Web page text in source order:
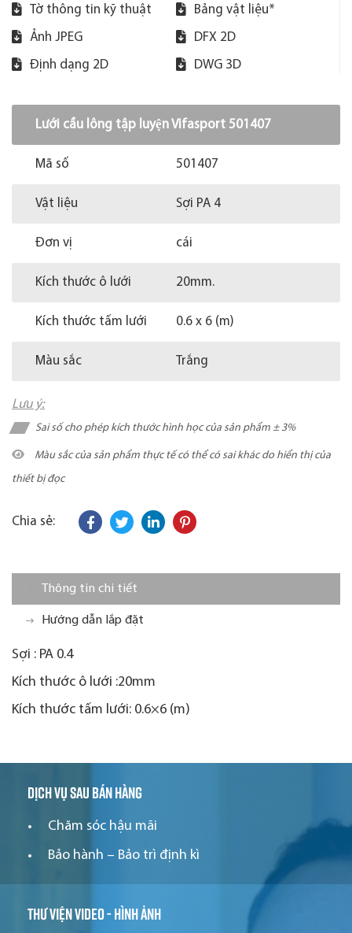
Tờ thông tin kỹ thuật Bảng vật liệu*
Ảnh JPEG DFX 2D
Định dạng 2D DWG 3D
Lưới cầu lông tập luyện Vifasport 501407
Mã số 501407
Vật liệu Sợi PA 4
Đơn vị cái
Kích thước ô lưới 20mm.
Kích thước tấm lưới 0.6 x 6 (m)
Màu sắc Trắng
Lưu ý:
Sai số cho phép kích thước hình học của sản phẩm ± 3%
Màu sắc của sản phẩm thực tế có thể có sai khác do hiển thị của
thiết bị đọc
Chia sẻ:
Thông tin chi tiết
Hướng dẫn lắp đặt
Sợi : PA 0.4
Kích thước ô lưới :20mm
Kích thước tấm lưới: 0.6×6 (m)
Dịch vụ sau bán hàng
Chăm sóc hậu mãi
Bảo hành – Bảo trì định kì
Thư viện video - hình ảnh